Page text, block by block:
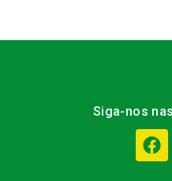
Siga-nos